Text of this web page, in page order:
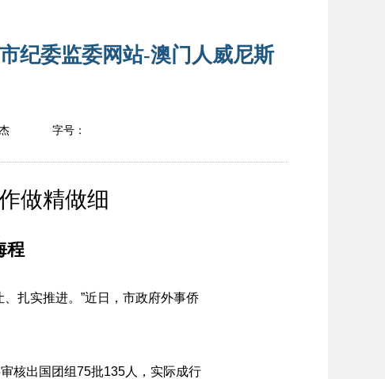
纪委监委网站-澳门人威尼斯
字号：
做精做细
程
扎实推进。”近日，市政府外事侨
核出国团组75批135人，实际成行